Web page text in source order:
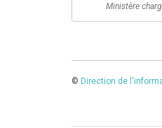
Ministère
© Direction de